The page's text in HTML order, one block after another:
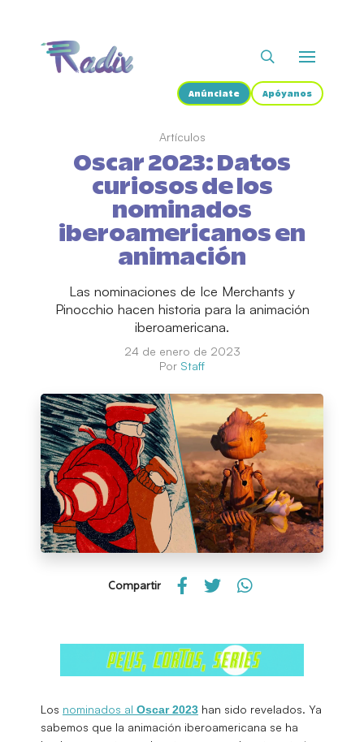
Anúnciate Apóyanos
Artículos
Oscar 2023: Datos
curiosos de los
nominados
iberoamericanos en
animación
Las nominaciones de Ice Merchants y
Pinocchio hacen historia para la animación
iberoamericana.
24 de enero de 2023
Por Staff
Compartir
Los nominados al Oscar 2023 han sido revelados. Ya
sabemos que la animación iberoamericana se ha